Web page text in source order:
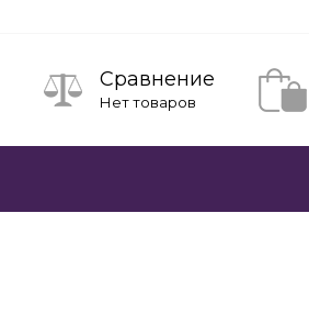
Сравнение
Нет товаров